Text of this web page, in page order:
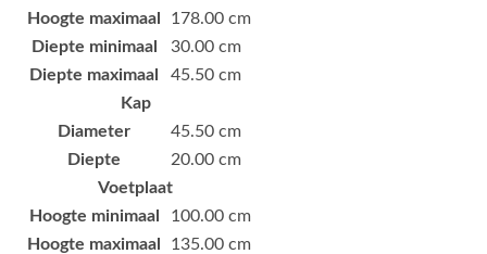
Hoogte maximaal
178.00 cm
Diepte minimaal
30.00 cm
Diepte maximaal
45.50 cm
Kap
Diameter
45.50 cm
Diepte
20.00 cm
Voetplaat
Hoogte minimaal
100.00 cm
Hoogte maximaal
135.00 cm